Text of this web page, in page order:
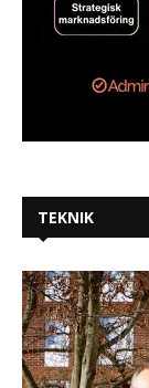
TEKNIK